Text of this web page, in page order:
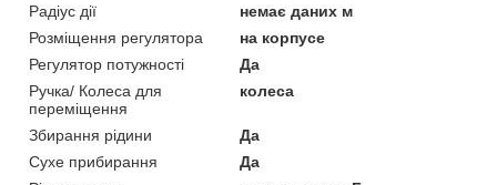
Радіус дії
немає даних м
Розміщення регулятора
на корпусе
Регулятор потужності
Да
Ручка/ Колеса для
переміщення
колеса
Збирання рідини
Да
Сухе прибирання
Да